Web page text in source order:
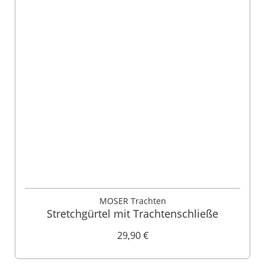
MOSER Trachten
Stretchgürtel mit Trachtenschließe
29,90 €